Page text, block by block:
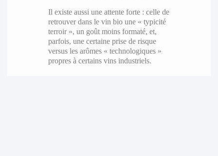
Il existe aussi une attente forte : celle de
retrouver dans le vin bio une « typicité
terroir », un goût moins formaté, et,
parfois, une certaine prise de risque
versus les arômes « technologiques »
propres à certains vins industriels.